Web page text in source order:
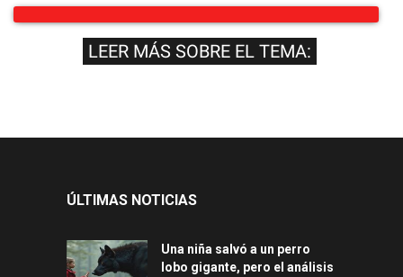
LEER MÁS SOBRE EL TEMA:
ÚLTIMAS NOTICIAS
Una niña salvó a un perro
lobo gigante, pero el análisis